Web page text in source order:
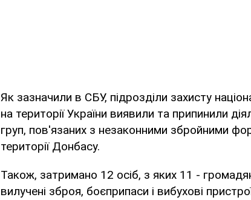
Як зазначили в СБУ, підрозділи захисту
на території України виявили та припинили
груп, пов'язаних з незаконними збройними
території Донбасу.
Також, затримано 12 осіб, з яких 11 -
вилучені зброя, боєприпаси і вибухові